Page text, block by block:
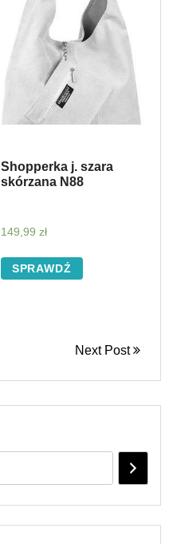
Shopperka j. szara
skórzana N88
149,99 zł
SPRAWDŹ
Next Post